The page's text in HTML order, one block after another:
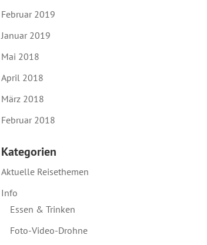
Februar 2019
Januar 2019
Mai 2018
April 2018
März 2018
Februar 2018
Kategorien
Aktuelle Reisethemen
Info
Essen & Trinken
Foto-Video-Drohne